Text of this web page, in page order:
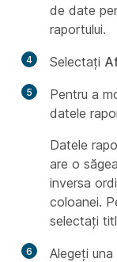
de date
raportului.
4 Selectați
5
Pentru a
datele
Datele
are o
inversa
coloanei.
selectați
6
Alegeți